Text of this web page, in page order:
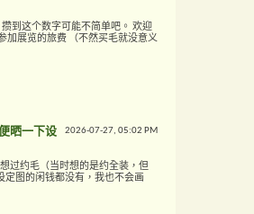
到这个数字可能不简单吧。 欢迎
加展览的旅费 （不然买毛就没意义
2026-07-27, 05:02 PM
晒一下设
过约毛（当时想的是约全装，但
定图的闲钱都没有，我也不会画